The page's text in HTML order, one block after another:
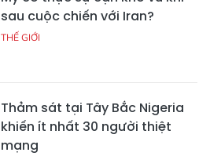
sau cuộc chiến với Iran?
THẾ GIỚI
Thảm sát tại Tây Bắc Nigeria
khiến ít nhất 30 người thiệt
mạng